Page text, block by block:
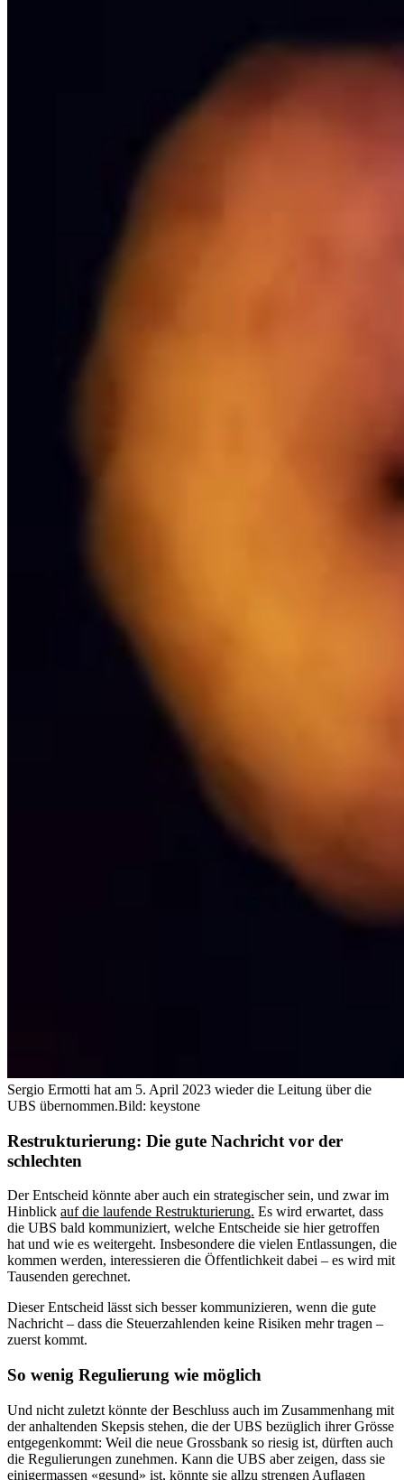
Sergio Ermotti hat am 5. April 2023 wieder die Leitung über die
UBS übernommen.Bild: keystone
Restrukturierung: Die gute Nachricht vor der
schlechten
Der Entscheid könnte aber auch ein strategischer sein, und zwar im
Hinblick auf die laufende Restrukturierung. Es wird erwartet, dass
die UBS bald kommuniziert, welche Entscheide sie hier getroffen
hat und wie es weitergeht. Insbesondere die vielen Entlassungen, die
kommen werden, interessieren die Öffentlichkeit dabei – es wird mit
Tausenden gerechnet.
Dieser Entscheid lässt sich besser kommunizieren, wenn die gute
Nachricht – dass die Steuerzahlenden keine Risiken mehr tragen –
zuerst kommt.
So wenig Regulierung wie möglich
Und nicht zuletzt könnte der Beschluss auch im Zusammenhang mit
der anhaltenden Skepsis stehen, die der UBS bezüglich ihrer Grösse
entgegenkommt: Weil die neue Grossbank so riesig ist, dürften auch
die Regulierungen zunehmen. Kann die UBS aber zeigen, dass sie
einigermassen «gesund» ist, könnte sie allzu strengen Auflagen